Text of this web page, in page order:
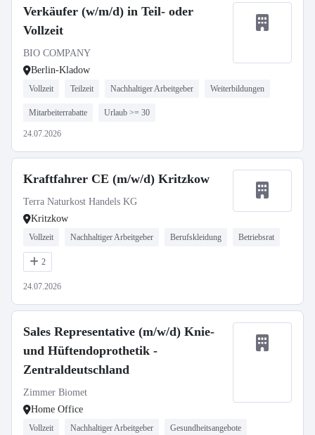
Verkäufer (w/m/d) in Teil- oder
Vollzeit
BIO COMPANY
Berlin-Kladow
Vollzeit Teilzeit Nachhaltiger Arbeitgeber Weiterbildungen
Mitarbeiterrabatte Urlaub >= 30
24.07.2026
Kraftfahrer CE (m/w/d) Kritzkow
Terra Naturkost Handels KG
Kritzkow
Vollzeit Nachhaltiger Arbeitgeber Berufskleidung Betriebsrat
2
24.07.2026
Sales Representative (m/w/d) Knie-
und Hüftendoprothetik -
Zentraldeutschland
Zimmer Biomet
Home Office
Vollzeit Nachhaltiger Arbeitgeber Gesundheitsangebote